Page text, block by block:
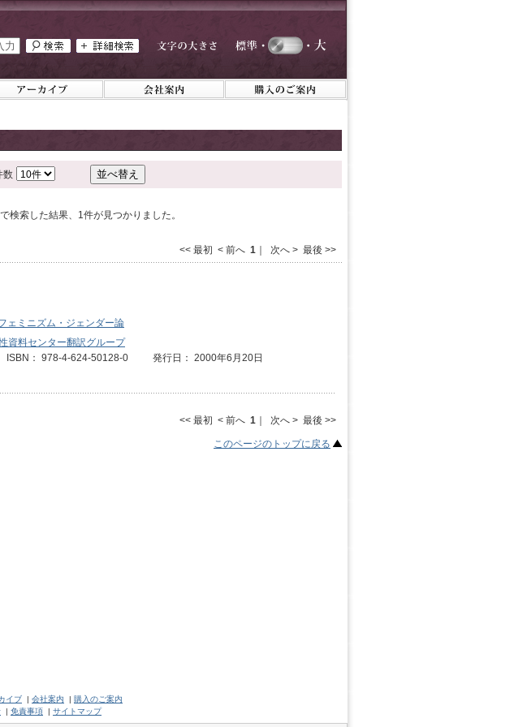
数
で検索した結果、1件が見つかりました。
<< 最初 < 前へ 1 ｜ 次へ > 最後 >>
ェミニズム・ジェンダー論
資料センター翻訳グループ
： 978-4-624-50128-0 発行日： 2000年6月20日
<< 最初 < 前へ 1 ｜ 次へ > 最後 >>
このページのトップに戻る
イブ | 会社案内 | 購入のご案内
| 免責事項 | サイトマップ